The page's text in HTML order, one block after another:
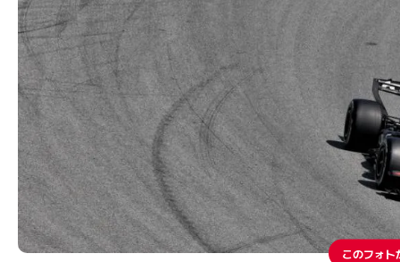
このフォト